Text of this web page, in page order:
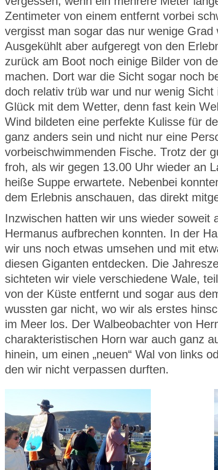
Zentimeter von einem entfernt vorbei
vergisst man sogar das nur wenige
Ausgekühlt aber aufgeregt von den
zurück am Boot noch einige Bilder von
machen. Dort war die Sicht sogar noch
doch relativ trüb war und nur wenig
Glück mit dem Wetter, denn fast kein
Wind bildeten eine perfekte Kulisse für
ganz anders sein und nicht nur eine
vorbeischwimmenden Fische. Trotz der
froh, als wir gegen 13.00 Uhr wieder an
heiße Suppe erwartete. Nebenbei
dem Erlebnis anschauen, das direkt
Inzwischen hatten wir uns wieder soweit
Hermanus aufbrechen konnten. In der
wir uns noch etwas umsehen und mit
diesen Giganten entdecken. Die
sichteten wir viele verschiedene Wale,
von der Küste entfernt und sogar aus
wussten gar nicht, wo wir als erstes
im Meer los. Der Walbeobachter von
charakteristischen Horn war auch ganz
hinein, um einen „neuen“ Wal von links
den wir nicht verpassen durften.